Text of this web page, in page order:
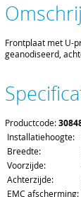
Frontplaat met U-
geanodiseerd,
Productcode:
Installatiehoogte:
Breedte:
Voorzijde:
Achterzijde:
EMC afscherming: